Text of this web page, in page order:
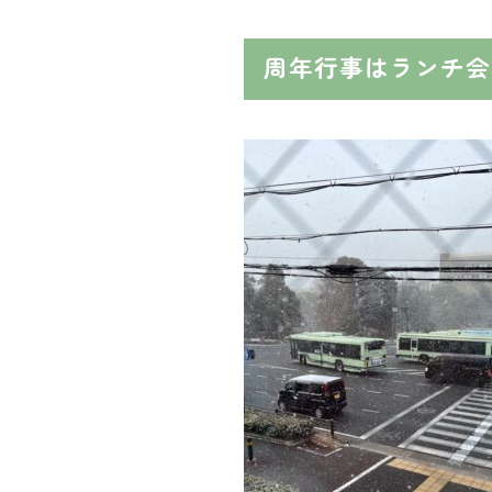
周年行事はランチ